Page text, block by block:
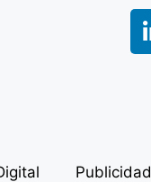
Publicidad